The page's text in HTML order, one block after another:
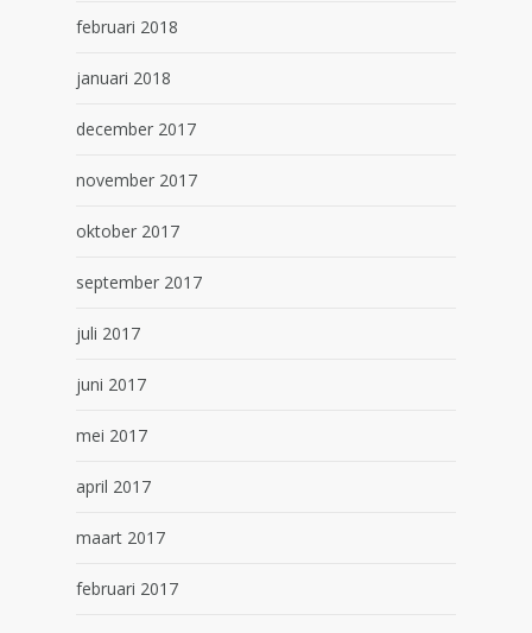
februari 2018
januari 2018
december 2017
november 2017
oktober 2017
september 2017
juli 2017
juni 2017
mei 2017
april 2017
maart 2017
februari 2017